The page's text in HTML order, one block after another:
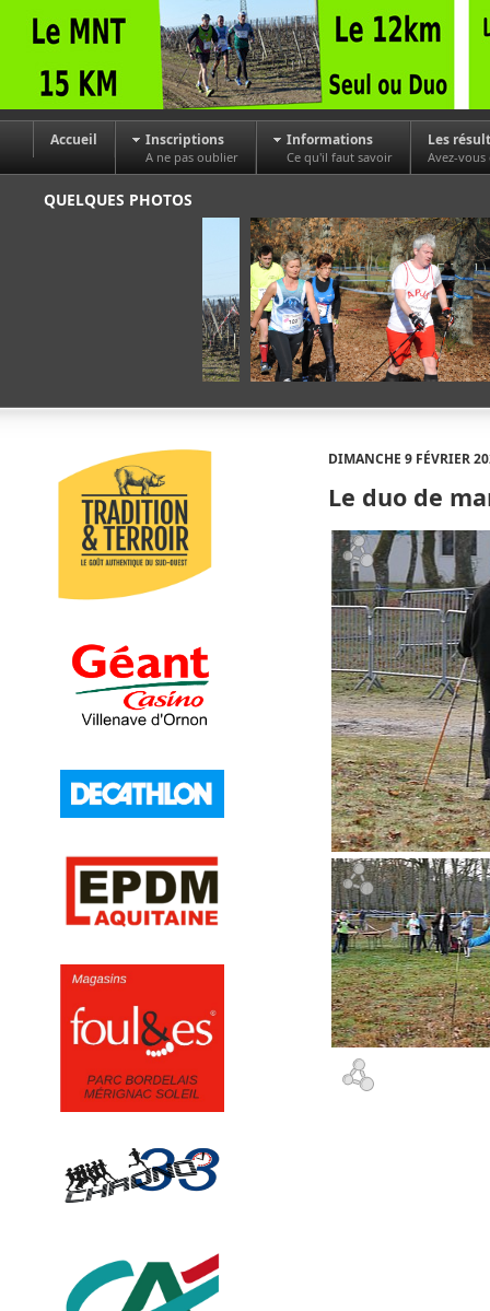
Accueil Inscriptions
A ne pas oublier
Informations
Ce qu'il faut savoir
Les
Avez-vous
QUELQUES PHOTOS
DIMANCHE 9 FÉVRIER
Le duo de